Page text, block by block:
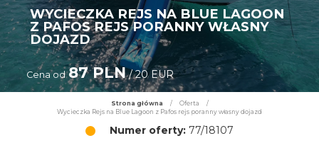
WYCIECZKA REJS NA BLUE LAGOON
Z PAFOS REJS PORANNY WŁASNY
DOJAZD
Cena od 87 PLN/ 20 EUR
Strona główna / Oferta
/
Wycieczka Rejs na Blue Lagoon z Pafos rejs poranny własny dojazd
Numer oferty: 77/18107